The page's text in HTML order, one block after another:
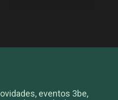
eventos 3be,